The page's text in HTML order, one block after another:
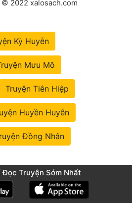
2022 xalosach.com
Kỳ Huyễn
Mưu Mô
Truyện Tiên Hiệp
Huyền Huyễn
Đồng Nhân
Đọc Truyện Sớm Nhất